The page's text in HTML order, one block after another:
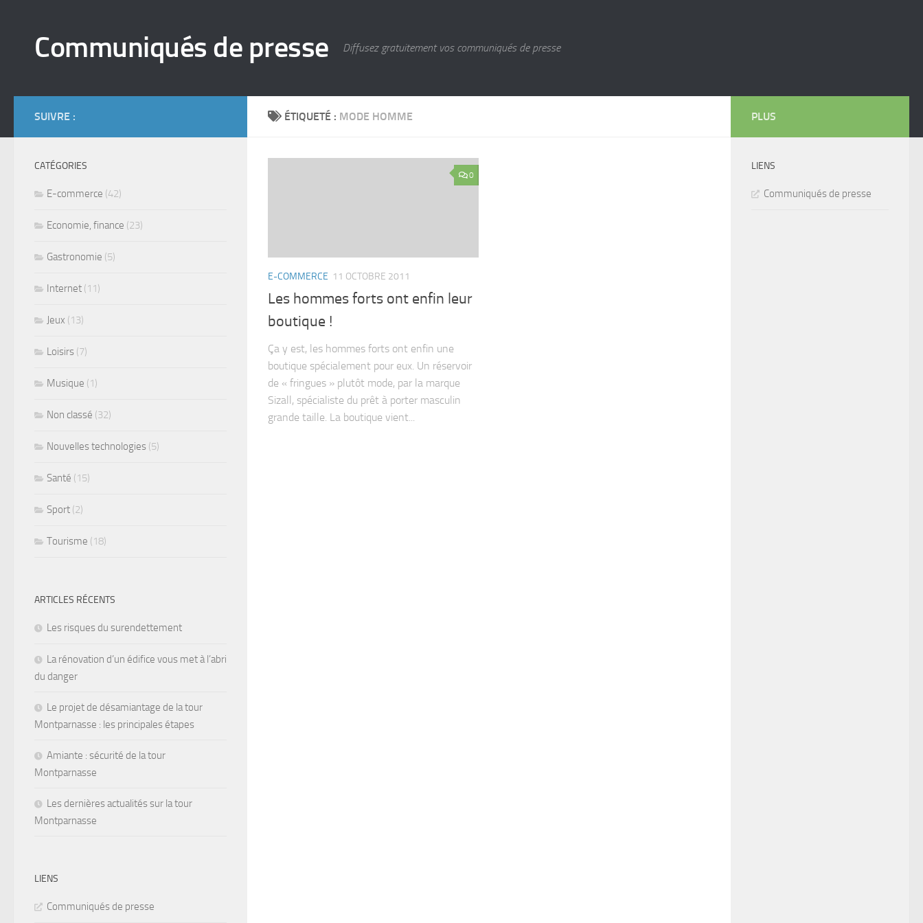
Communiqués de presse Diffusez gratuitement vos communiqués de presse
ÉTIQUETÉ : MODE HOMME
0
E-COMMERCE 11 OCTOBRE 2011
Les hommes forts ont enfin leur
boutique !
Ça y est, les hommes forts ont enfin une
boutique spécialement pour eux. Un réservoir
de « fringues » plutôt mode, par la marque
Sizall, spécialiste du prêt à porter masculin
grande taille. La boutique vient...
SUIVRE :
CATÉGORIES
E-commerce (42)
Economie, finance (23)
Gastronomie (5)
Internet (11)
Jeux (13)
Loisirs (7)
Musique (1)
Non classé (32)
Nouvelles technologies (5)
Santé (15)
Sport (2)
Tourisme (18)
ARTICLES RÉCENTS
Les risques du surendettement
La rénovation d’un édifice vous met à l’abri
du danger
Le projet de désamiantage de la tour
Montparnasse : les principales étapes
Amiante : sécurité de la tour
Montparnasse
Les dernières actualités sur la tour
Montparnasse
LIENS
Communiqués de presse
PLUS
LIENS
Communiqués de presse